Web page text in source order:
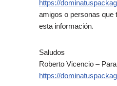
https://
amigos o personas que
esta información.
Saludos
Roberto Vicencio –
https://